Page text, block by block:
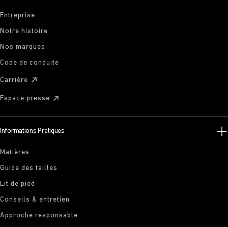
Entreprise
Notre histoire
Nos marques
Code de conduite
Carrière
Espace presse
Informations Pratiques
Matières
Guide des tailles
Lit de pied
Conseils & entretien
Approche responsable